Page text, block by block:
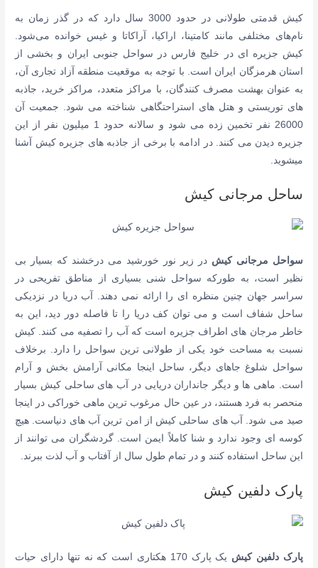
کیش قدمتی طولانی در حدود 3000 سال دارد که در گذر زمان به
نام‌های مختلفی مانند کامتینا، اراکیا، آراکاتا و غیس خوانده می‌شود.
کیش جزیره ای در خلیج فارس در سواحل جنوبی ایران و بخشی از
استان هرمزگان ایران است.
با توجه به موقعیت منطقه آزاد تجاری آن،
به عنوان بهشت مصرف کنندگان، با مراکز متعدد، مراکز خرید، جاذبه
های توریستی و هتل های استراحتگاهی شناخته می شود.
جمعیت آن
26000 نفر تخمین زده می شود و سالانه حدود 1 میلیون نفر از این
جزیره دیدن می کنند.در ادامه با برخی از جاذبه های جزیره کیش آشنا
میشوید.
ساحل مرجانی کیش
سواحل مرجانی کیش در زیر نور خورشید می درخشند که بسیار بی
نظیر است، به طورکه سواحل شنی بسیاری از مناطق تفریحی در
سراسر جهان چنین منظره ای را ارائه نمی دهند.
آب دریا در نزدیکی
ساحل شفاف است و می توان کف دریا را تا فاصله دور دید، این به
خاطر مرجان های اطراف جزیره است که آب را تصفیه می کنند. کیش
نسبت به مساحت خود یکی از طولانی ترین سواحل را دارد. برخلاف
سواحل شلوغ جاهای دیگر، ساحل اینجا مکانی آرامش بخش و آرام
است. ماهی ها و دیگر جانداران دریایی در آب های ساحلی کیش بسیار
منحصر به فرد هستند، در عین حال مرغوب ترین ماهی خوراکی در اینجا
صید می شود.
آب های ساحلی کیش از امن ترین آب های دنیاست. هیچ
کوسه ای وجود ندارد و شنا کاملاً ایمن است. گردشگران می توانند از
این ساحل استفاده کنند و در تمام طول سال از آفتاب و آب لذت ببرند.
پارک دلفین کیش
پارک دلفین کیش
یک پارک 170 هکتاری است که نه تنها دارای حیات